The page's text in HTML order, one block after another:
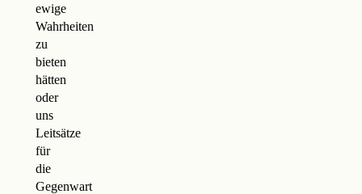
ewige
Wahrheiten
zu
bieten
hätten
oder
uns
Leitsätze
für
die
Gegenwart